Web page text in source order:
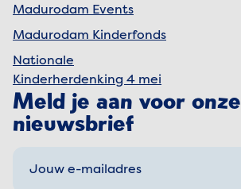
Madurodam Events
Madurodam Kinderfonds
Nationale
Kinderherdenking 4 mei
Meld je aan voor onze
nieuwsbrief